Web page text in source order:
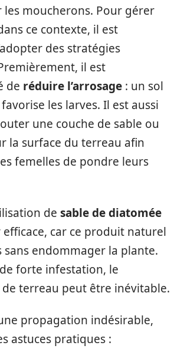
moucherons. Pour gérer
ce contexte, il est
des stratégies
il est
de réduire l’arrosage : un sol
les larves. Il est aussi
une couche de sable ou
la surface du terreau afin
femelles de pondre leurs
de sable de diatomée
efficace, car ce produit naturel
sans endommager la plante.
forte infestation, le
terreau peut être inévitable.
propagation indésirable,
astuces pratiques :